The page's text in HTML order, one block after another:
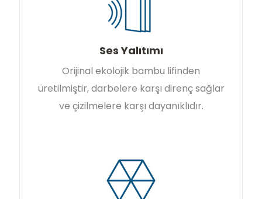
Ses Yalıtımı
Orijinal ekolojik bambu lifinden
üretilmiştir, darbelere karşı direnç sağlar
ve çizilmelere karşı dayanıklıdır.